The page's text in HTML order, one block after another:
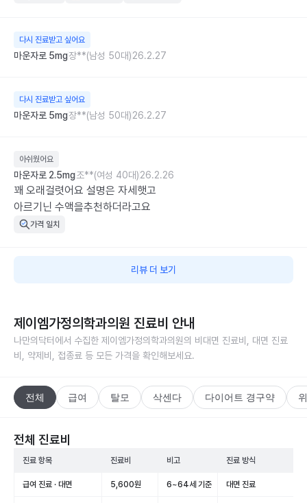
다시 진료받고 싶어요
마운자로 5mg장**(남성 50대)26.2.27
다시 진료받고 싶어요
마운자로 5mg장**(남성 50대)26.2.27
아쉬웠어요
마운자로 2.5mg조**(여성 40대)26.2.26
꽤 오래걸렷어요 설명은 자세햇고
아르기닌 수액을추천하더라고요
가격 일치
리뷰 더 보기
제이엠가정의학과의원 진료비 안내
나만의닥터에서 수집한 제이엠가정의학과의원의 비대면 진료비, 대면 진료
비, 약제비, 접종료 등 모든 가격을 확인해보세요.
전체 급여 탈모 삭센다 다이어트 경구약
전체 진료비
진료 항목 진료비 비고 진료 방식
급여 진료 · 대면 5,600원 6~64세 기준 대면 진료